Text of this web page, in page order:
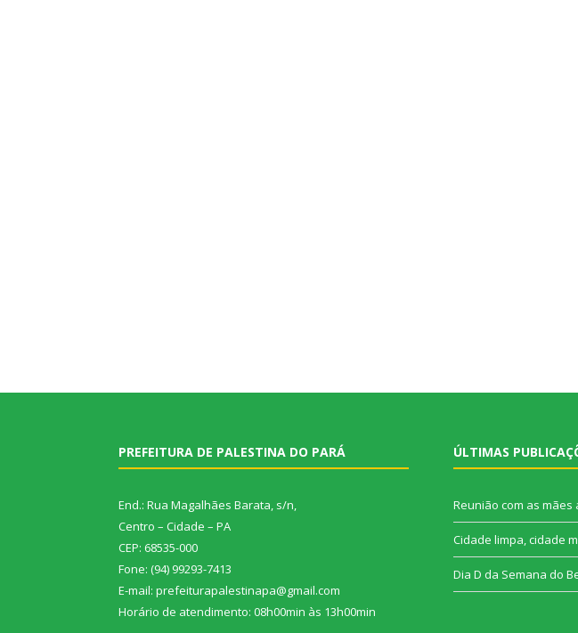
PREFEITURA DE PALESTINA DO PARÁ
End.: Rua Magalhães Barata, s/n,
Centro – Cidade – PA
CEP: 68535-000
Fone: (94) 99293-7413
E-mail: prefeiturapalestinapa@gmail.com
Horário de atendimento: 08h00min às 13h00min
ÚLTIMAS
Reunião com as mães
Cidade limpa, cidade
Dia D da Semana do